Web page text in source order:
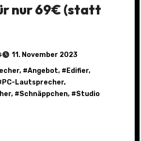
nur 69€ (statt
11. November 2023
, #Angebot, # Edifier,
PC-Lautsprecher,
, #Schnäppchen, #Studio